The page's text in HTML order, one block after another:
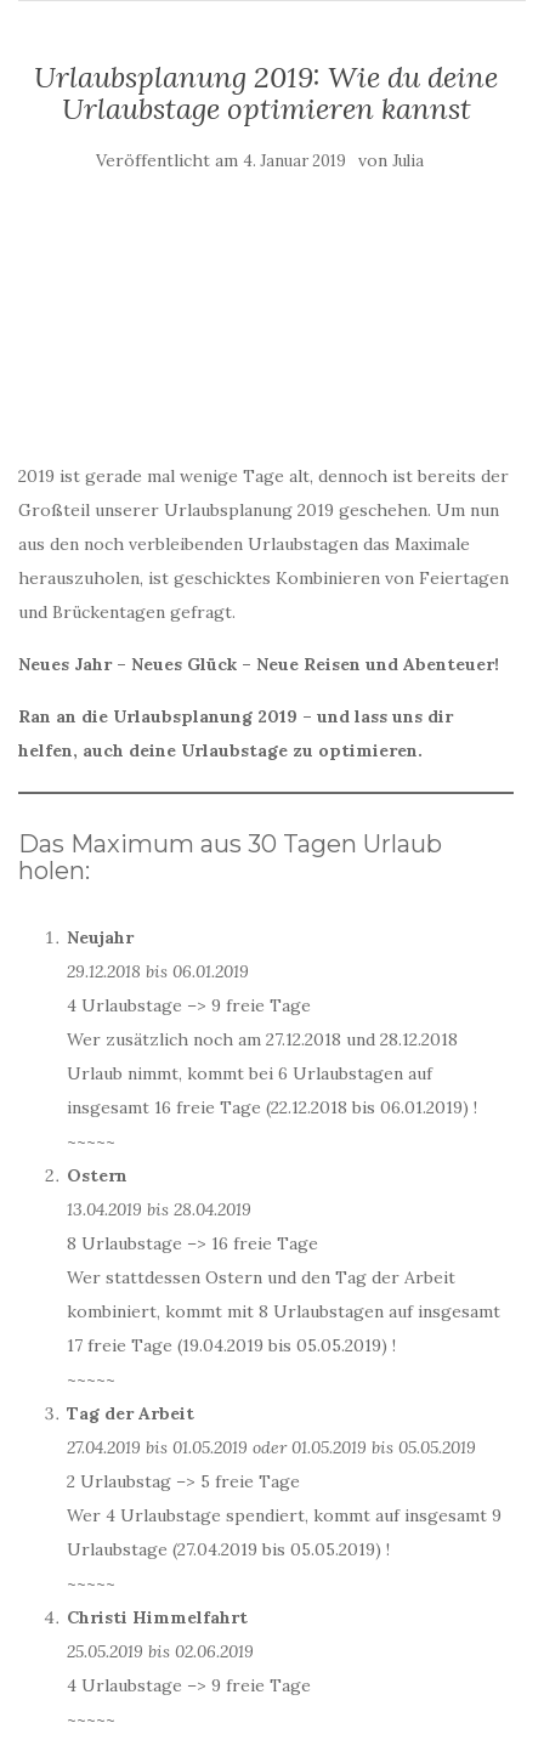
Urlaubsplanung 2019: Wie du deine
Urlaubstage optimieren kannst
Veröffentlicht am 4. Januar 2019 von Julia
2019 ist gerade mal wenige Tage alt, dennoch ist bereits der
Großteil unserer Urlaubsplanung 2019 geschehen. Um nun
aus den noch verbleibenden Urlaubstagen das Maximale
herauszuholen, ist geschicktes Kombinieren von Feiertagen
und Brückentagen gefragt.
Neues Jahr – Neues Glück – Neue Reisen und Abenteuer!
Ran an die Urlaubsplanung 2019 – und lass uns dir
helfen, auch deine Urlaubstage zu optimieren.
Das Maximum aus 30 Tagen Urlaub
holen:
Neujahr
29.12.2018 bis 06.01.2019
4 Urlaubstage –> 9 freie Tage
Wer zusätzlich noch am 27.12.2018 und 28.12.2018
Urlaub nimmt, kommt bei 6 Urlaubstagen auf
insgesamt 16 freie Tage (22.12.2018 bis 06.01.2019) !
~~~~~
Ostern
13.04.2019 bis 28.04.2019
8 Urlaubstage –> 16 freie Tage
Wer stattdessen Ostern und den Tag der Arbeit
kombiniert, kommt mit 8 Urlaubstagen auf insgesamt
17 freie Tage (19.04.2019 bis 05.05.2019) !
~~~~~
Tag der Arbeit
27.04.2019 bis 01.05.2019 oder 01.05.2019 bis 05.05.2019
2 Urlaubstag –> 5 freie Tage
Wer 4 Urlaubstage spendiert, kommt auf insgesamt 9
Urlaubstage (27.04.2019 bis 05.05.2019) !
~~~~~
Christi Himmelfahrt
25.05.2019 bis 02.06.2019
4 Urlaubstage –> 9 freie Tage
~~~~~